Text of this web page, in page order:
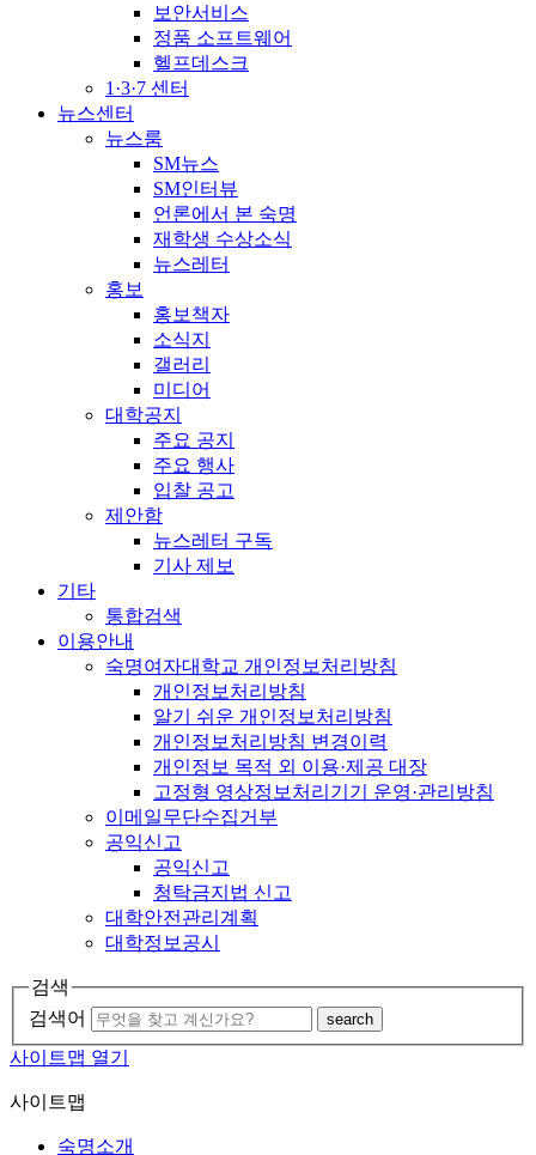
보안서비스
정품 소프트웨어
헬프데스크
1·3·7 센터
뉴스센터
뉴스룸
SM뉴스
SM인터뷰
언론에서 본 숙명
재학생 수상소식
뉴스레터
홍보
홍보책자
소식지
갤러리
미디어
대학공지
주요 공지
주요 행사
입찰 공고
제안함
뉴스레터 구독
기사 제보
기타
통합검색
이용안내
숙명여자대학교 개인정보처리방침
개인정보처리방침
알기 쉬운 개인정보처리방침
개인정보처리방침 변경이력
개인정보 목적 외 이용·제공 대장
고정형 영상정보처리기기 운영·관리방침
이메일무단수집거부
공익신고
공익신고
청탁금지법 신고
대학안전관리계획
대학정보공시
검색
검색어
search
사이트맵 열기
사이트맵
숙명소개